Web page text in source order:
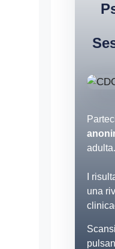
adulta.
I
una